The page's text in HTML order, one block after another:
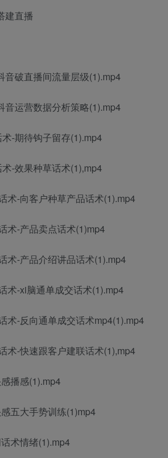
建直播
音破直播间流量层级(1).mp4
音运营数据分析策略(1).mp4
-期待钩子留存(1).mp4
-效果种草话术(1),mp4
术-向客户种草产品话术(1).mp4
术-产品卖点话术(1)mp4
术-产品介绍讲品话术(1).mp4
术-xi脑通单成交话术(1).mp4
术-反向通单成交话术mp4(1).mp4
术-快速跟客户建联话术(1),mp4
播感(1).mp4
五大手势训练(1)mp4
术情绪(1).mp4